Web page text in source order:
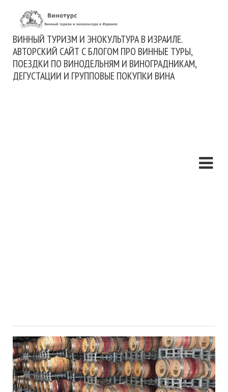
ВИННЫЙ ТУРИЗМ И ЭНОКУЛЬТУРА В ИЗРАИЛЕ.
АВТОРСКИЙ САЙТ С БЛОГОМ ПРО ВИННЫЕ ТУРЫ,
ПОЕЗДКИ ПО ВИНОДЕЛЬНЯМ И ВИНОГРАДНИКАМ,
ДЕГУСТАЦИИ И ГРУППОВЫЕ ПОКУПКИ ВИНА